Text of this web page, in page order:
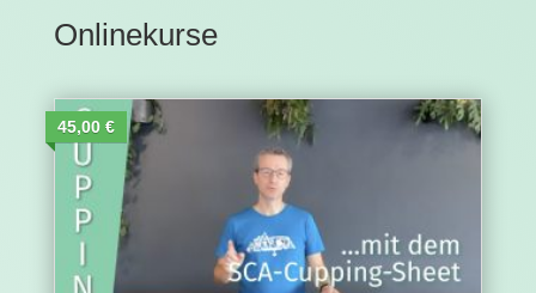
Onlinekurse
45,00 €